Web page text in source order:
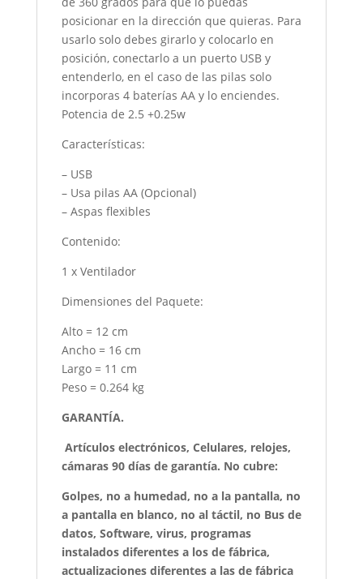
posicionar en la dirección que quieras. Para
usarlo solo debes girarlo y colocarlo en
posición, conectarlo a un puerto USB y
entenderlo, en el caso de las pilas solo
incorporas 4 baterías AA y lo enciendes.
Potencia de 2.5 +0.25w
Características:
– USB
– Usa pilas AA (Opcional)
– Aspas flexibles
Contenido:
1 x Ventilador
Dimensiones del Paquete:
Alto = 12 cm
Ancho = 16 cm
Largo = 11 cm
Peso = 0.264 kg
GARANTÍA.
Artículos electrónicos, Celulares, relojes,
cámaras 90 días de garantía. No cubre:
Golpes, no a humedad, no a la pantalla, no
a pantalla en blanco, no al táctil, no Bus de
datos, Software, virus, programas
instalados diferentes a los de fábrica,
actualizaciones diferentes a las de fábrica